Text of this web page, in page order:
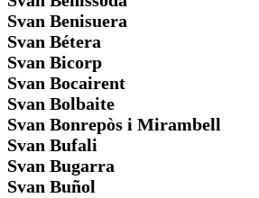
Svan Benisuera
Svan Bétera
Svan Bicorp
Svan Bocairent
Svan Bolbaite
Svan Bonrepòs i Mirambell
Svan Bufali
Svan Bugarra
Svan Buñol